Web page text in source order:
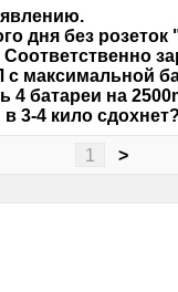
явлению.
дня без
максимальной
4 батареи на
3-4 кило сдохнет?
1 >